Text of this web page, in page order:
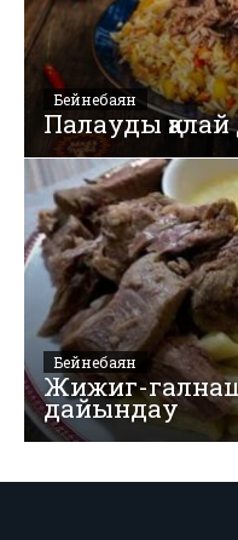
Бейнебаян
Палауды
Бейнебаян
Жижиг-
дайындау